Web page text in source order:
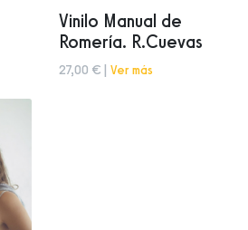
Vinilo Manual de
Romería. R.Cuevas
27,00 € | Ver más